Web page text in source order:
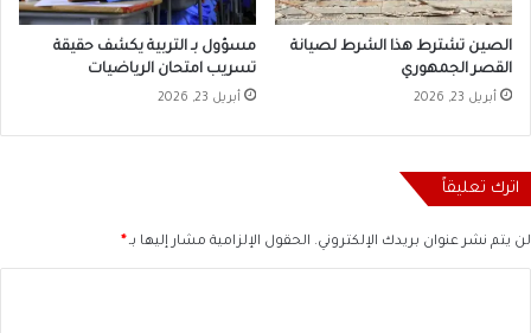
الصين تشترط هذا الشرط لصيانة
القصر الجمهوري
أبريل 23, 2026
مسؤول بـ التربية يكشف حقيقة
تسريب امتحان الرياضيات
أبريل 23, 2026
اترك تعليقاً
لن يتم نشر عنوان بريدك الإلكتروني. الحقول الإلزامية مشار إليها بـ *